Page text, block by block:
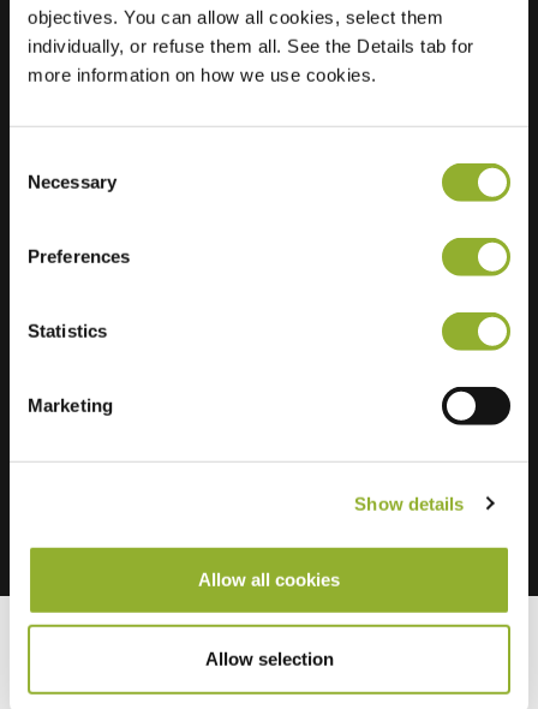
objectives. You can allow all cookies, select them
individually, or refuse them all. See the Details tab for
more information on how we use cookies.
Selection
Necessary
Preferences
Statistics
Marketing
Show details
Allow all cookies
Allow selection
2991 EH
Barendrecht
Holland
1 of 2 available
Ekstra information